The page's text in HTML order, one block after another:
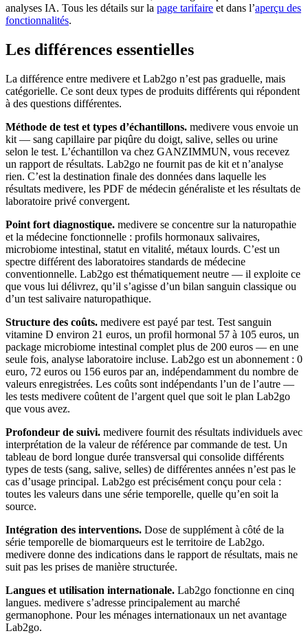
analyses IA. Tous les détails sur la page tarifaire et dans l’aperçu des
fonctionnalités.
Les différences essentielles
La différence entre medivere et Lab2go n’est pas graduelle, mais
catégorielle. Ce sont deux types de produits différents qui répondent
à des questions différentes.
Méthode de test et types d’échantillons. medivere vous envoie un
kit — sang capillaire par piqûre du doigt, salive, selles ou urine
selon le test. L’échantillon va chez GANZIMMUN, vous recevez
un rapport de résultats. Lab2go ne fournit pas de kit et n’analyse
rien. C’est la destination finale des données dans laquelle les
résultats medivere, les PDF de médecin généraliste et les résultats de
laboratoire privé convergent.
Point fort diagnostique. medivere se concentre sur la naturopathie
et la médecine fonctionnelle : profils hormonaux salivaires,
microbiome intestinal, statut en vitalité, métaux lourds. C’est un
spectre différent des laboratoires standards de médecine
conventionnelle. Lab2go est thématiquement neutre — il exploite ce
que vous lui délivrez, qu’il s’agisse d’un bilan sanguin classique ou
d’un test salivaire naturopathique.
Structure des coûts. medivere est payé par test. Test sanguin
vitamine D environ 21 euros, un profil hormonal 57 à 105 euros, un
package microbiome intestinal complet plus de 200 euros — en une
seule fois, analyse laboratoire incluse. Lab2go est un abonnement : 0
euro, 72 euros ou 156 euros par an, indépendamment du nombre de
valeurs enregistrées. Les coûts sont indépendants l’un de l’autre —
les tests medivere coûtent de l’argent quel que soit le plan Lab2go
que vous avez.
Profondeur de suivi. medivere fournit des résultats individuels avec
interprétation de la valeur de référence par commande de test. Un
tableau de bord longue durée transversal qui consolide différents
types de tests (sang, salive, selles) de différentes années n’est pas le
cas d’usage principal. Lab2go est précisément conçu pour cela :
toutes les valeurs dans une série temporelle, quelle qu’en soit la
source.
Intégration des interventions. Dose de supplément à côté de la
série temporelle de biomarqueurs est le territoire de Lab2go.
medivere donne des indications dans le rapport de résultats, mais ne
suit pas les prises de manière structurée.
Langues et utilisation internationale. Lab2go fonctionne en cinq
langues. medivere s’adresse principalement au marché
germanophone. Pour les ménages internationaux un net avantage
Lab2go.